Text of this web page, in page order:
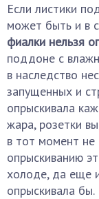
Если листики
может быть и в
фиалки нельзя
поддоне с
в наследство
запущенных и
опрыскивала
жара, розетки
в тот момент не
опрыскиванию
холоде, да еще
опрыскивала бы.